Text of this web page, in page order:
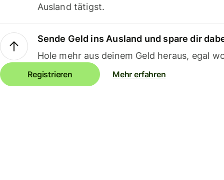
Ausland tätigst.
Sende Geld ins Ausland und spare dir
Hole mehr aus deinem Geld heraus, egal
Registrieren Mehr erfahren